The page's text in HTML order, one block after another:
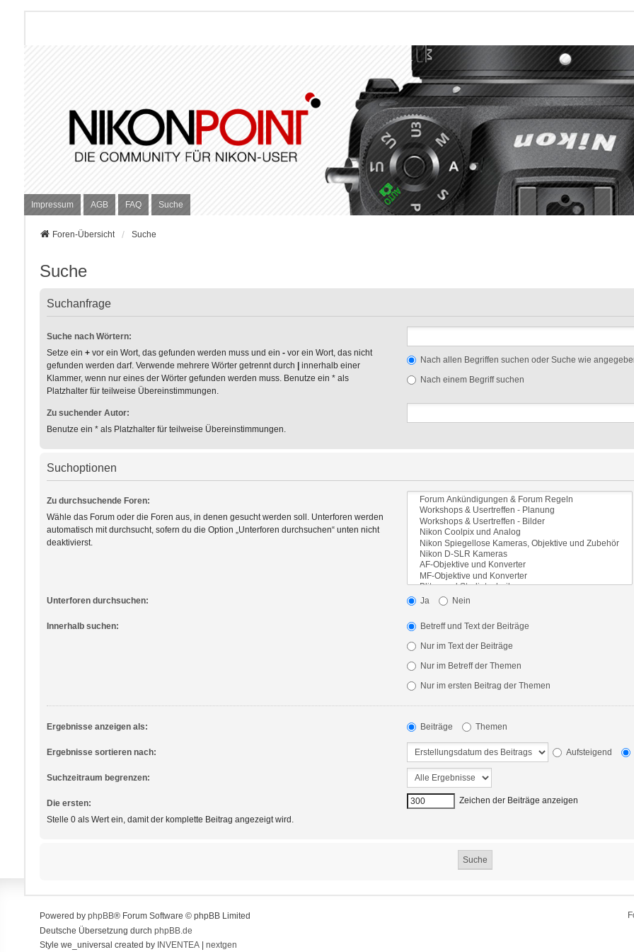
Impressum AGB FAQ Suche
Foren-Übersicht Suche
Suche
Suchanfrage
Suche nach Wörtern:
Setze ein +vor ein Wort, das gefunden werden muss und ein -vor ein Wort, das nicht
gefunden werden darf. Verwende mehrere Wörter getrennt durch
innerhalb einer
Klammer, wenn nur eines der Wörter gefunden werden muss. Benutze ein * als
Platzhalter für teilweise Übereinstimmungen.
Nach allen Begriffen suchen oder Suche wie
Nach einem Begriff suchen
Zu suchender Autor:
Benutze ein * als Platzhalter für teilweise Übereinstimmungen.
Suchoptionen
Zu durchsuchende Foren:
Wähle das Forum oder die Foren aus, in denen gesucht werden soll. Unterforen werden
automatisch mit durchsucht, sofern du die Option „Unterforen durchsuchen“ unten nicht
deaktivierst.
Unterforen durchsuchen: Ja Nein
Innerhalb suchen:
Betreff und Text der Beiträge
Nur im Text der Beiträge
Nur im Betreff der Themen
Nur im ersten Beitrag der Themen
Ergebnisse anzeigen als: Beiträge Themen
Ergebnisse sortieren nach: Aufsteigend
Suchzeitraum begrenzen:
Die ersten:
Stelle 0 als Wert ein, damit der komplette Beitrag angezeigt wird.
Zeichen der Beiträge anzeigen
Powered by phpBB® Forum Software © phpBB Limited
Deutsche Übersetzung durch phpBB.de
Style we_universal created by INVENTEA| nextgen